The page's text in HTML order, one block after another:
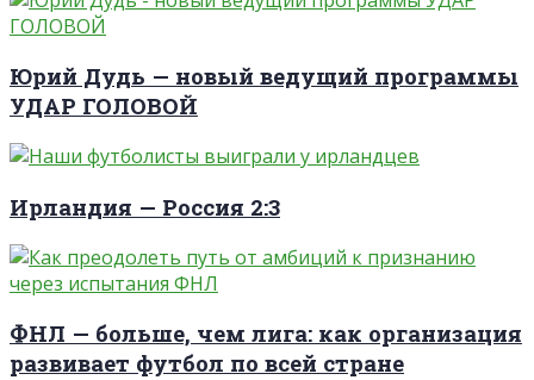
Юрий Дудь — новый ведущий программы
УДАР ГОЛОВОЙ
Ирландия — Россия 2:3
ФНЛ — больше, чем лига: как организация
развивает футбол по всей стране